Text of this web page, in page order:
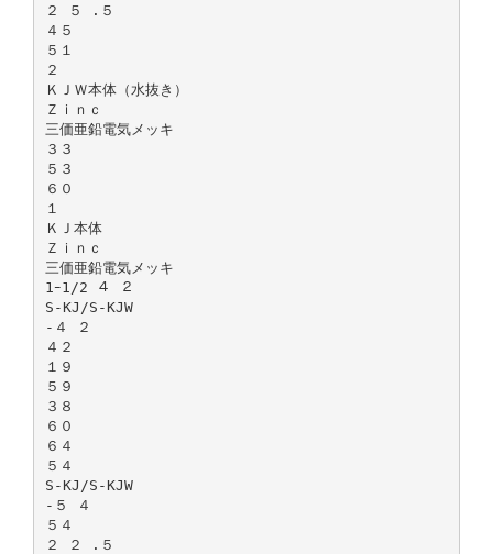
２ ５ .５
４５
５１
２
ＫＪＷ本体（水抜き）
Ｚｉｎｃ
三価亜鉛電気メッキ
３３
５３
６０
１
ＫＪ本体
Ｚｉｎｃ
三価亜鉛電気メッキ
1ｰ1/2 ４ ２
S-KJ/S-KJW
-４ ２
４２
１９
５９
３８
６０
６４
５４
S-KJ/S-KJW
-５ ４
５４
２ ２ .５